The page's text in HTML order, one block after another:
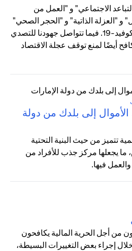
الاجتماعي" و "العمل من
و "العزلة الذاتية" و "الحجر الصحي"
رواجًا كبيرًا في ظل جائحة كوفيد-19. فيما تتواصل جهودنا للتصدي
ما زلنا نكافح أيضًا لمنع توقف عجلة الاقتصاد
إلى بلدك من دولة
تتميز من حيث البنية التحتية
ما يجعلها مركز جذب للأفراد من
فيها.
من أجل الحرية المالية يكافحون
إجراء بعض التغييرات البسيطة،